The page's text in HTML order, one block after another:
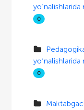
0
0